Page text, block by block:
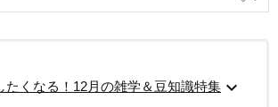
たくなる！12月の雑学＆豆知識特集 expand_more